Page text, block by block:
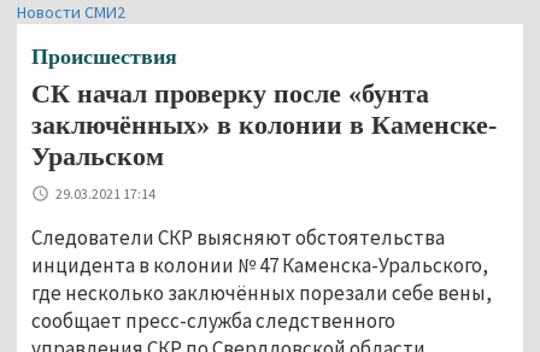
Новости СМИ2
Происшествия
СК начал проверку после «бунта
заключённых» в колонии в Каменске-
Уральском
29.03.2021 17:14
Следователи СКР выясняют обстоятельства
инцидента в колонии № 47 Каменска-Уральского,
где несколько заключённых порезали себе вены,
сообщает пресс-служба следственного